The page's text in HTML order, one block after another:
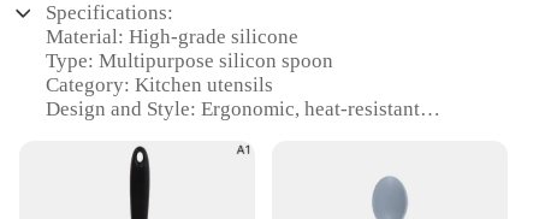
Specifications:
Material: High-grade silicone
Type: Multipurpose silicon spoon
Category: Kitchen utensils
Design and Style: Ergonomic, heat-resistant
and serving
Performance and Property: Non-stick, easy-to-clean
Parts and Accessories: Available in sets for